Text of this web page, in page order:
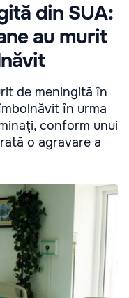
din SUA:
au murit
de meningită în
în urma
conform unui
o agravare a